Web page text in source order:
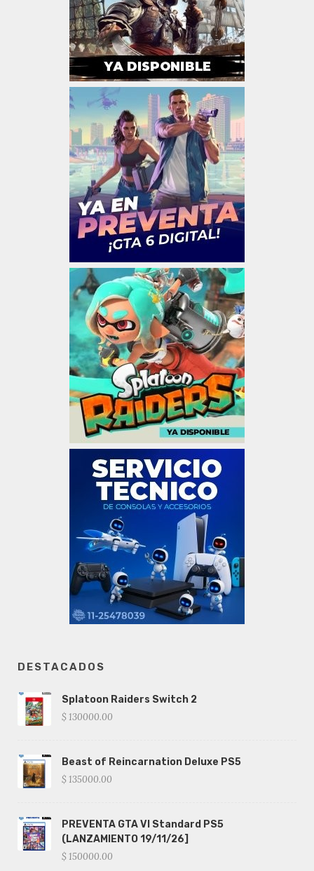
DESTACADOS
Splatoon Raiders Switch 2
$ 130000.00
Beast of Reincarnation Deluxe PS5
$ 135000.00
PREVENTA GTA VI Standard PS5
(LANZAMIENTO 19/11/26]
$ 150000.00